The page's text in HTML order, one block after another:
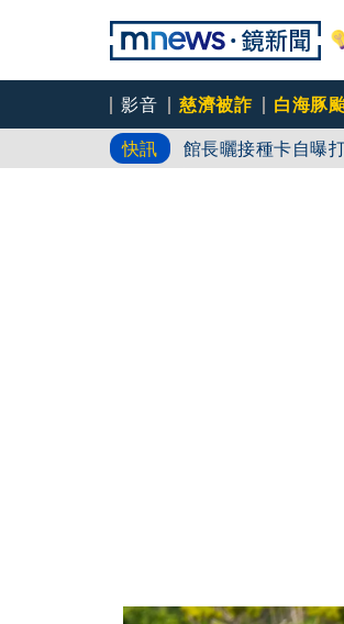
影音 慈濟被詐 白海豚
快訊
館長曬接種卡自曝
最新！白海豚